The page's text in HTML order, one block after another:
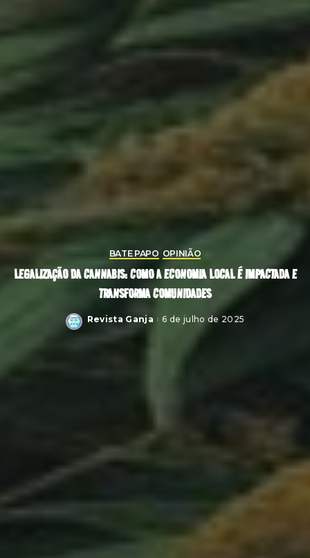
BATE PAPO OPINIÃO
LEGALIZAÇÃO DA CANNABIS: COMO A ECONOMIA LOCAL É IMPACTADA E
TRANSFORMA COMUNIDADES
Posted
Revista Ganja 6 de julho de 2025